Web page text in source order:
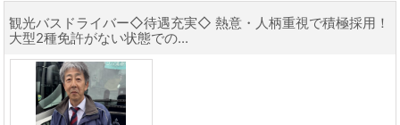
観光バスドライバー◇待遇充実◇ 熱意・人柄重視で積極採用！
大型2種免許がない状態での...